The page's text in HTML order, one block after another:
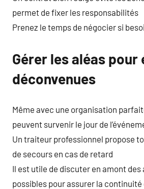
permet de fixer les responsabilités
Prenez le temps de négocier si
Gérer les aléas
déconvenues
Même avec une organisation
peuvent survenir le jour de
Un traiteur professionnel propose
de secours en cas de retard
Il est utile de discuter en amont
possibles pour assurer la continuité